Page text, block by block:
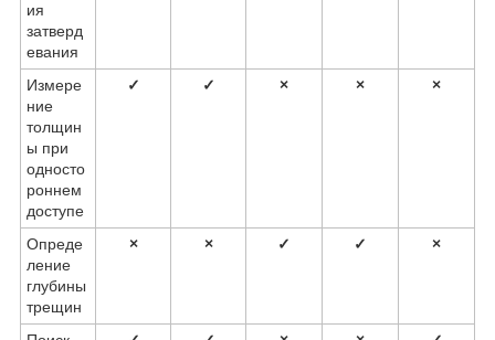
ия
затверд
евания
Измере
ние
толщин
ы при
односто
роннем
доступе
✓ ✓ × × ×
Опреде
ление
глубины
трещин
× × ✓ ✓ ×